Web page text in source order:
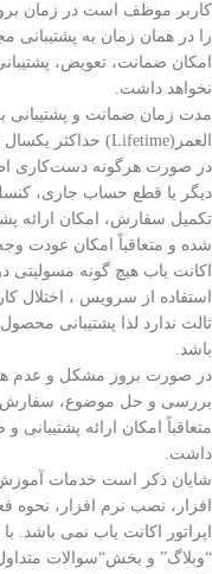
کاربر موظف است در زمان
را در همان زمان به پشتیبانی
امکان ضمانت، تعویض،
نخواهد داشت.
مدت زمان ضمانت و پشتیبانی
العمر(Lifetime) حداکثر یکسال می باشد.
در صورت هرگونه دست‌کاری
دیگر یا قطع حساب جاری،
تکمیل سفارش، امکان ارائه
شده و متعاقباً امکان عودت
اکانت یاب هیچ گونه مسولیتی
استفاده از سرویس ،
ثالث ندارد لذا پشتیبانی
باشد.
در صورت بروز مشکل و عدم
بررسی و حل موضوع، سفارش
متعاقباً امکان ارائه
داشت.
شایان ذکر است خدمات
افزار، نصب نرم افزار،
اپراتور اکانت یاب نمی باشد.
“وبلاگ” و بخش“سوالات